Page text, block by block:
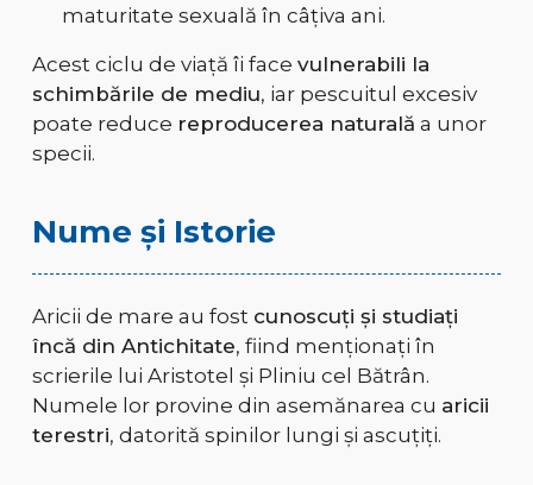
maturitate sexuală în câțiva ani.
Acest ciclu de viață îi face vulnerabili la
schimbările de mediu, iar pescuitul excesiv
poate reduce reproducerea naturală a unor
specii.
Nume și Istorie
Aricii de mare au fost cunoscuți și studiați
încă din Antichitate, fiind menționați în
scrierile lui Aristotel și Pliniu cel Bătrân.
Numele lor provine din asemănarea cu aricii
terestri, datorită spinilor lungi și ascuțiți.